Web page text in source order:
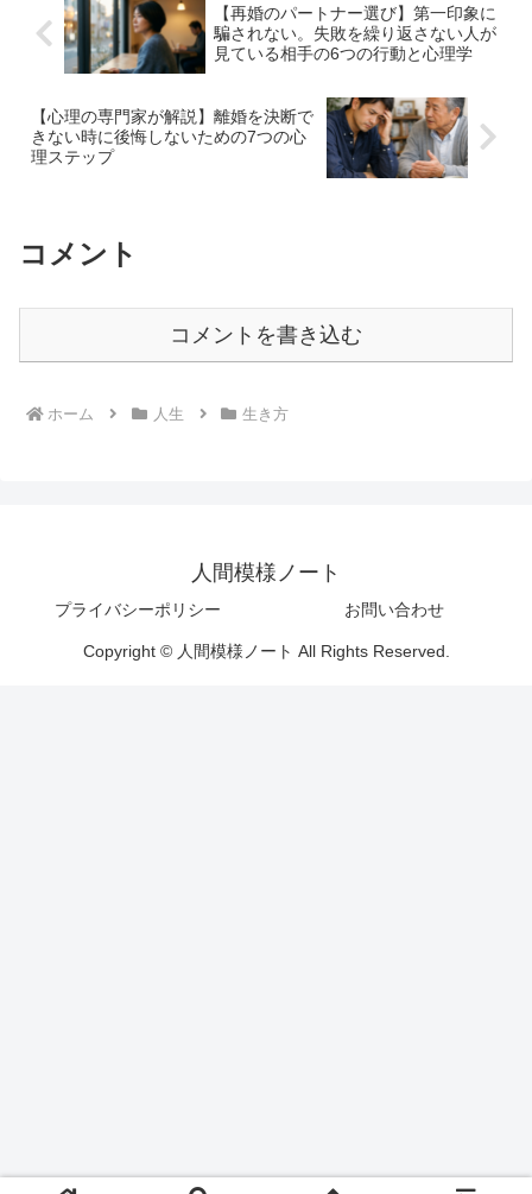
【再婚のパートナー選び】第一印象に
騙されない。失敗を繰り返さない人が
見ている相手の6つの行動と心理学
【心理の専門家が解説】離婚を決断で
きない時に後悔しないための7つの心
理ステップ
コメント
コメントを書き込む
ホーム 人生 生き方
人間模様ノート
プライバシーポリシー お問い合わせ
Copyright © 人間模様ノート All Rights Reserved.